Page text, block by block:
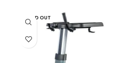
SOLD OUT